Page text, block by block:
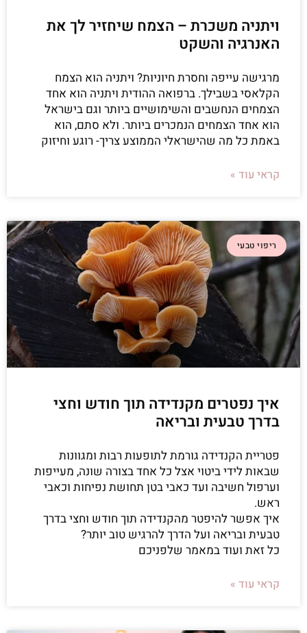
ויתניה משכרת – הצמח שיחזיר לך את
האנרגיה והשקט
מרגישה עייפה וחסרת חיוניות? ויתניה הוא הצמח
הקלאסי בשבילך. ברפואה ההודית ויתניה הוא אחד
הצמחים הנחשבים והשימושיים ביותר וגם בישראל
הוא אחד הצמחים הנמכרים ביותר. ולא סתם, הוא
באמת כל מה שהישראלי הממוצע צריך- רוגע וחיזוק
קראי עוד »
ריפוי טבעי
איך נפטרים מקנדידה תוך חודש וחצי
בדרך טבעית ובריאה
פטריית הקנדידה גורמת לתופעות רבות ומגוונות
שבאות לידי ביטוי אצל כל אחד בצורה שונה, מעייפות
וערפול חשיבה ועד כאבי בטן תחושת נפיחות וכאבי
ראש.
איך אפשר להיפטר מהקנדידה תוך חודש וחצי בדרך
טבעית ובריאה ועל הדרך להרגיש טוב יותר?
כל זאת ועוד במאמר שלפניכם
קראי עוד »